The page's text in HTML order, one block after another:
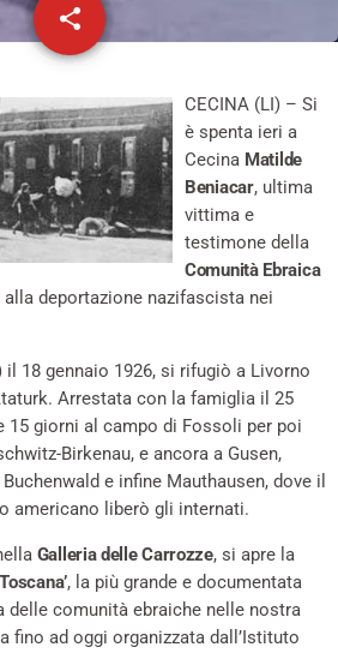
share
email
CECINA (LI) – Si
è spenta ieri a
Cecina Matilde
Beniacar, ultima
vittima e
testimone della
Comunità Ebraica
deportazione nazifascista nei
il 18 gennaio 1926, si rifugiò a Livorno
Arrestata con la famiglia il 25
15 giorni al campo di Fossoli per poi
Birkenau, e ancora a Gusen,
e infine Mauthausen, dove il
americano liberò gli internati.
Galleria delle Carrozze, si apre la
, la più grande e documentata
comunità ebraiche nelle nostra
fino ad oggi organizzata dall’Istituto